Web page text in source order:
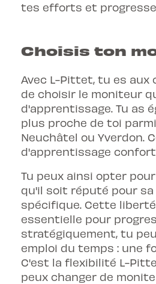
tes efforts et
Choisis ton
Avec L-Pittet, tu es aux
de choisir le moniteur
d'apprentissage. Tu as
plus proche de toi
Neuchâtel ou Yverdon.
d'apprentissage
Tu peux ainsi opter
qu'il soit réputé pour sa
spécifique. Cette
essentielle pour
stratégiquement, tu
emploi du temps : une
C'est la flexibilité L-
peux changer de